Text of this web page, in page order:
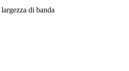
largezza di banda